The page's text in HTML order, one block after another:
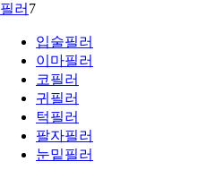
필러 7
입술필러
이마필러
코필러
귀필러
턱필러
팔자필러
눈밑필러